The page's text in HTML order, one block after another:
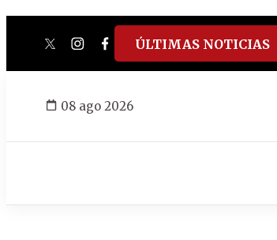
twitterinstagram
facebook
tiktokyoutube
spotify
ÚLTIMAS NOTICIAS
08 ago 2026